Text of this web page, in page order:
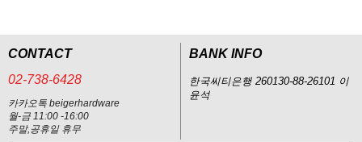
CONTACT
02-738-6428
카카오톡 beigerhardware
월-금 11:00 -16:00
주말,공휴일 휴무
BANK INFO
한국씨티은행 260130-88-26101 이
윤석